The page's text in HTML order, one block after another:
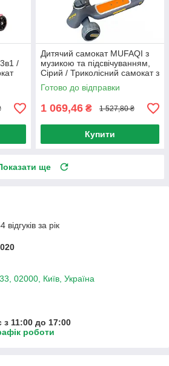
/
Дитячий самокат MUFAQI з
музикою та підсвічуванням,
Сірий / Триколісний самокат з
регульованою ручкою /
Самокат для дітей
Готово до відправки
1 069,46 ₴ 1 527,80 ₴
Купити
ще
за рік
02000, Київ, Україна
з 11:00 до 17:00
роботи